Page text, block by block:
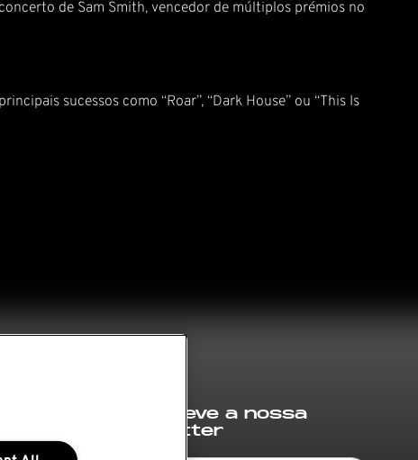
de Sam Smith, vencedor de múltiplos prémios no
sucessos como “Roar”, “Dark House” ou “This Is
Subscreve a nossa
newsletter